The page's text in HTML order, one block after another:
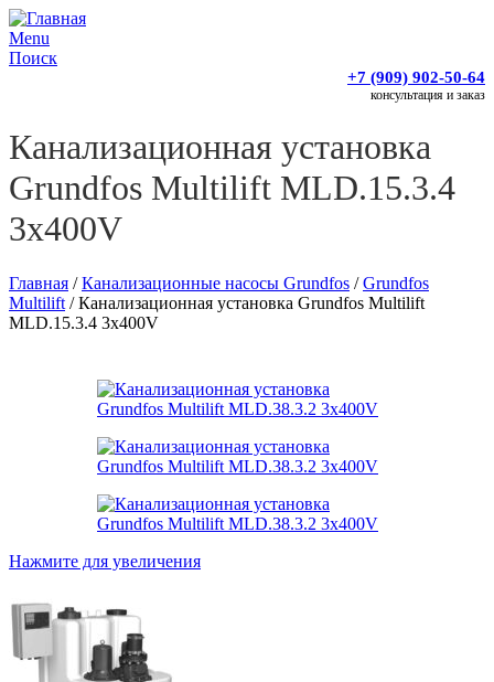
Menu
Поиск
+7 (909) 902-50-64
консультация и заказ
Канализационная установка
Grundfos Multilift MLD.15.3.4
3x400V
Главная /Канализационные насосы Grundfos /Grundfos
Multilift /Канализационная установка Grundfos Multilift
MLD.15.3.4 3x400V
Нажмите для увеличения